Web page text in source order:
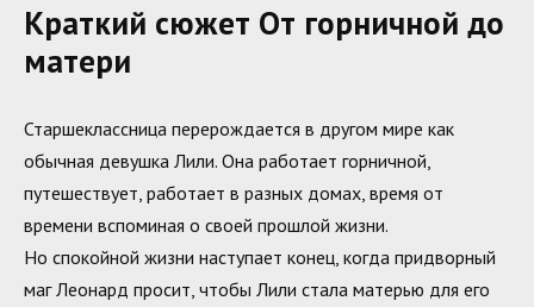
Краткий сюжет От горничной до
матери
Старшеклассница перерождается в другом мире как
обычная девушка Лили. Она работает горничной,
путешествует, работает в разных домах, время от
времени вспоминая о своей прошлой жизни.
Но спокойной жизни наступает конец, когда придворный
маг Леонард просит, чтобы Лили стала матерью для его